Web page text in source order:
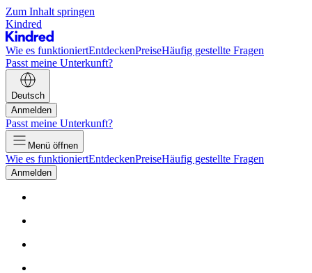
Zum Inhalt springen
Kindred
Wie es funktioniertEntdeckenPreiseHäufig gestellte Fragen
Passt meine Unterkunft?
Deutsch
Anmelden
Passt meine Unterkunft?
Menü öffnen
Wie es funktioniertEntdeckenPreiseHäufig gestellte Fragen
Anmelden